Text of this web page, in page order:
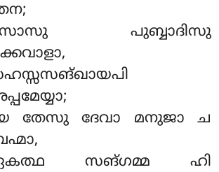
പുബ്ബാദിസു
തേസു ദേവാ മനുജാ ച
സങ്ഗമ്മ ഹി